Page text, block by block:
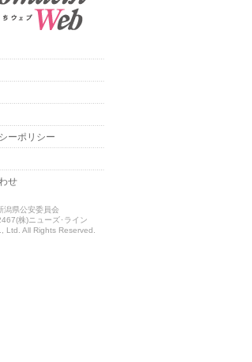
ーポリシー
せ
潟県公安委員会
株)ニューズ･ライン
Ltd. All Rights Reserved.